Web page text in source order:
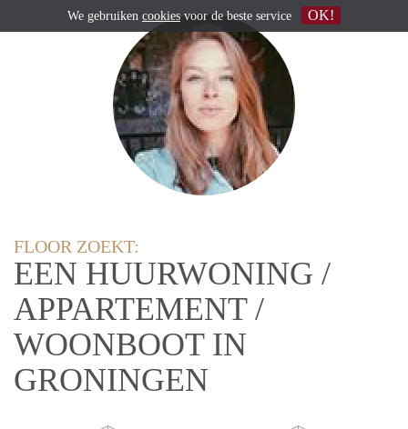
FLOOR ZOEKT:
EEN HUURWONING /
APPARTEMENT /
WOONBOOT IN
GRONINGEN
We gebruiken cookies voor de beste service OK!